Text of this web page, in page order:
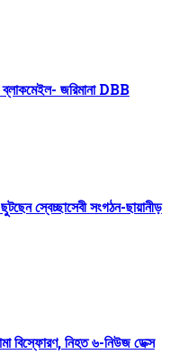
ব্লাকমেইল- জরিমানা DBB
স্বেচ্ছাসেবী সংগঠন-ছায়ানীড়
বিস্ফোরণ, নিহত ৬-নিউজ ডেক্স